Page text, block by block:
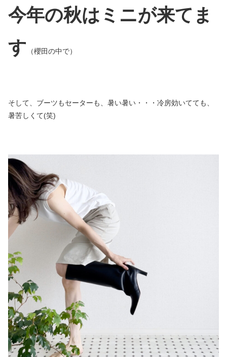
今年の秋はミニが来てま
す
（櫻田の中で）
そして、ブーツもセーターも、暑い暑い・・・冷房効いてても、
暑苦しくて(笑)